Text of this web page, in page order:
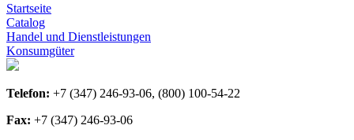
Startseite
Catalog
Handel und Dienstleistungen
Konsumgüter
Telefon: +7 (347) 246-93-06, (800) 100-54-22
Fax: +7 (347) 246-93-06